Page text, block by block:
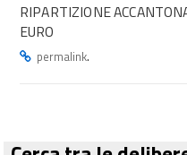
RIPARTIZIONE
EURO
permalink.